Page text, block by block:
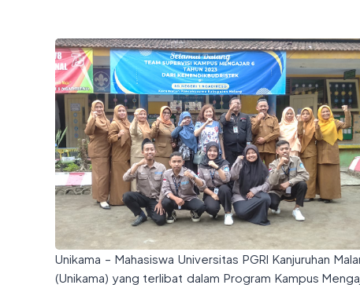
Unikama – Mahasiswa Universitas PGRI Kanjuruhan
(Unikama) yang terlibat dalam Program Kampus